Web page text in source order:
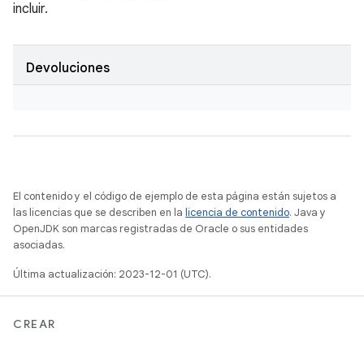
incluir.
Devoluciones
El contenido y el código de ejemplo de esta página están sujetos a
las licencias que se describen en la licencia de contenido. Java y
OpenJDK son marcas registradas de Oracle o sus entidades
asociadas.
Última actualización: 2023-12-01 (UTC).
CREAR